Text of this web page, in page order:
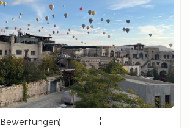
Bewertungen)